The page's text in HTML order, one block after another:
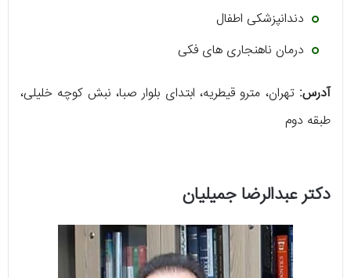
دندانپزشکی اطفال
درمان ناهنجاری ‌های فکی
آدرس:تهران، مترو قیطریه، ابتدای بلوار صبا، نبش کوچه خلیلی،
طبقه دوم
دکتر عبدالرضا جمیلیان